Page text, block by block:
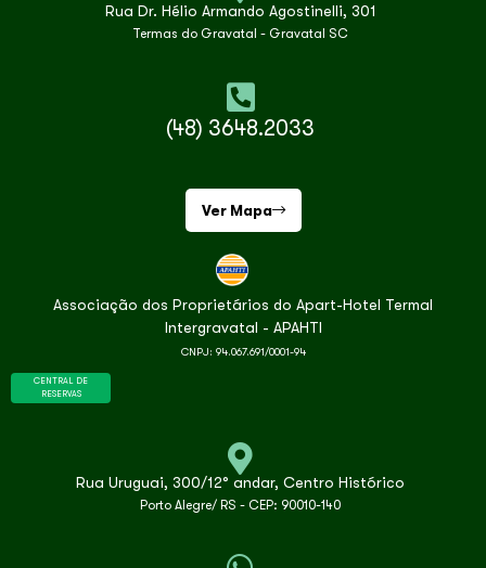
Rua Dr. Hélio Armando Agostinelli, 301
Termas do Gravatal - Gravatal SC
(48) 3648.2033
Ver Mapa
Associação dos Proprietários do Apart-Hotel Termal
Intergravatal - APAHTI
CNPJ: 94.067.691/0001-94
CENTRAL DE
RESERVAS
Rua Uruguai, 300/12° andar, Centro Histórico
Porto Alegre/ RS - CEP: 90010-140